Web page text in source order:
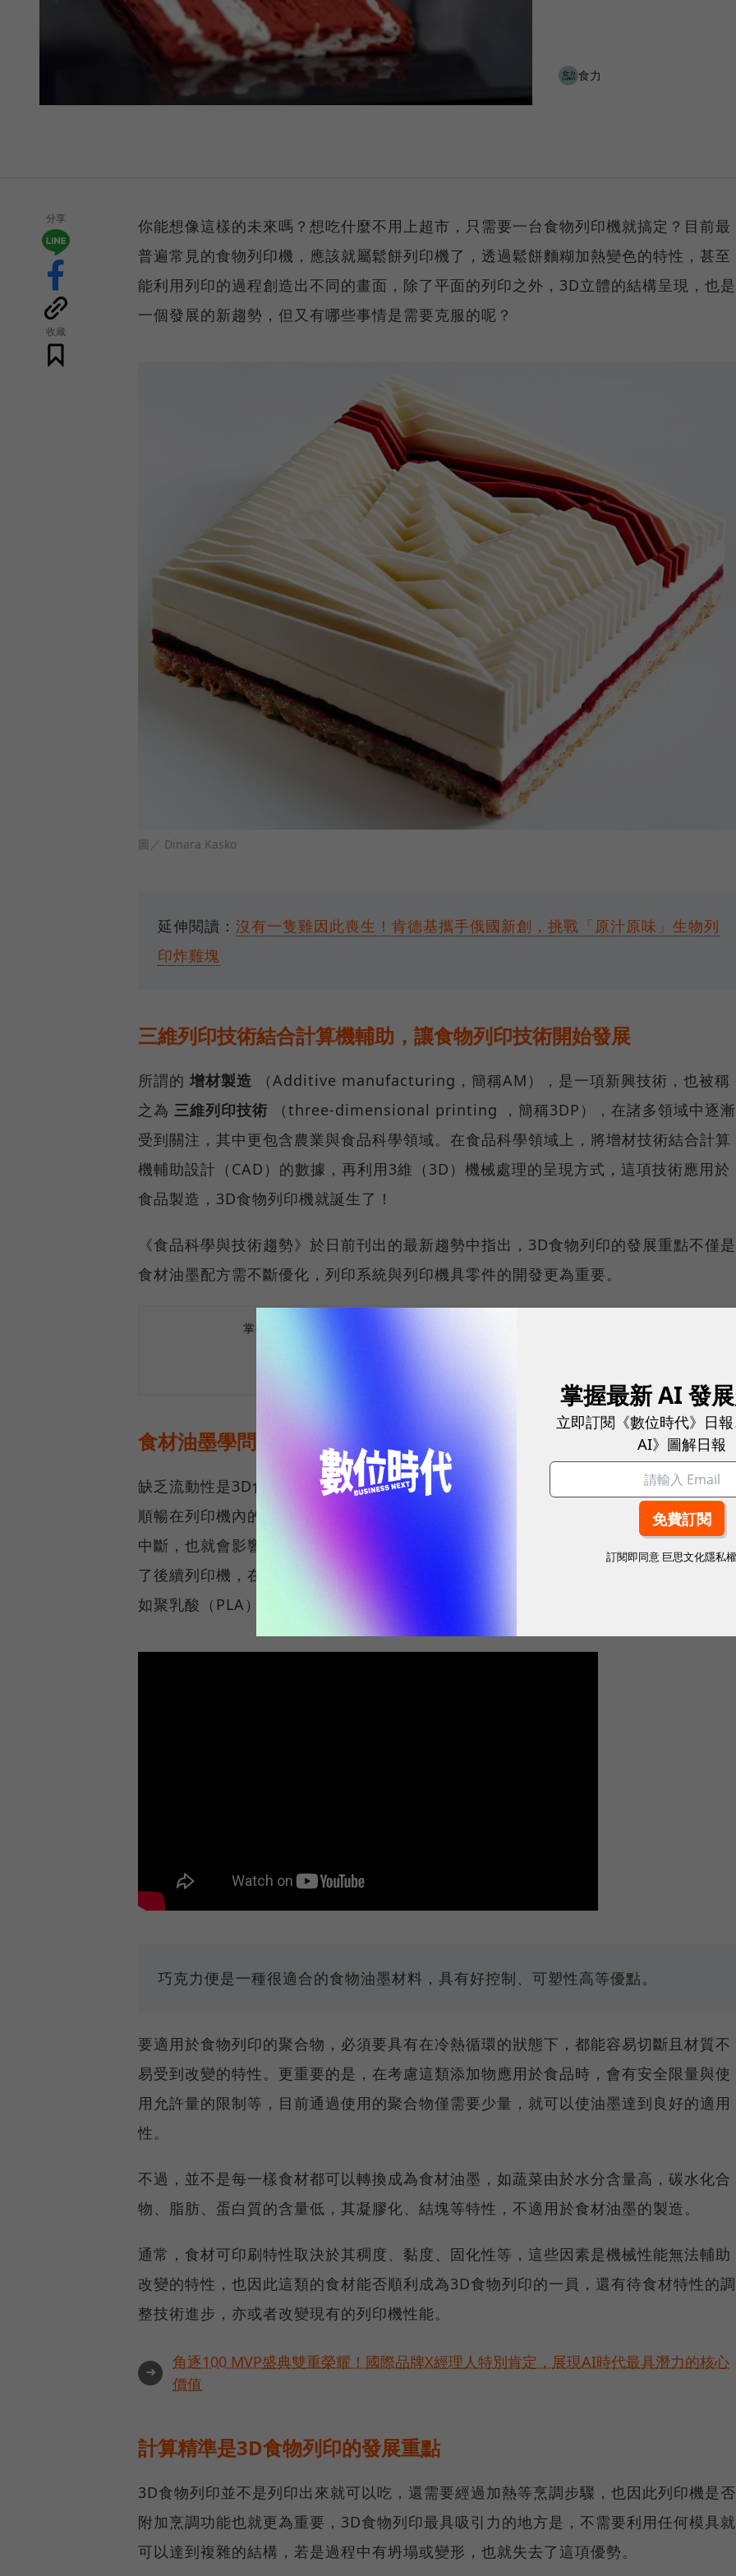
食力
分享
收藏
你能想像這樣的未來嗎？想吃什麼不用上超市，只需要一台食物列印機就搞定？目前最
普遍常見的食物列印機，應該就屬鬆餅列印機了，透過鬆餅麵糊加熱變色的特性，甚至
能利用列印的過程創造出不同的畫面，除了平面的列印之外，3D立體的結構呈現，也是
一個發展的新趨勢，但又有哪些事情是需要克服的呢？
圖／ Dinara Kasko
延伸閱讀： 沒有一隻雞因此喪生！肯德基攜手俄國新創，挑戰「原汁原味」生物列
印炸雞塊
三維列印技術結合計算機輔助，讓食物列印技術開始發展
所謂的 增材製造 （Additive manufacturing，簡稱AM），是一項新興技術，也被稱
之為 三維列印技術 （three-dimensional printing ，簡稱3DP），在諸多領域中逐漸
受到關注，其中更包含農業與食品科學領域。在食品科學領域上，將增材技術結合計算
機輔助設計（CAD）的數據，再利用3維（3D）機械處理的呈現方式，這項技術應用於
食品製造，3D食物列印機就誕生了！
《食品科學與技術趨勢》於日前刊出的最新趨勢中指出，3D食物列印的發展重點不僅是
食材油墨配方需不斷優化，列印系統與列印機具零件的開發更為重要。
掌握最新AI、半導體、數位趨勢！訂閱《數位時代》日報及社群活動訊息
食材油墨學問大，太稠太稀都不可行
缺乏流動性是3D食物列印在食材油墨製備上，面臨最大的開發困難，若是食物油墨不能
順暢在列印機內的管線輸出，就可能會有機器零件卡住的問題，亦或者會造成列印途中
中斷，也就會影響到列印結構，導致不成形等狀況發生。食材油墨的型態與適用性決定
了後續列印機，在操作上的成功與否，這類油墨的穩定性取決於聚合性材料的適用性，
如聚乳酸（PLA）等。
巧克力便是一種很適合的食物油墨材料，具有好控制、可塑性高等優點。
要適用於食物列印的聚合物，必須要具有在冷熱循環的狀態下，都能容易切斷且材質不
易受到改變的特性。更重要的是，在考慮這類添加物應用於食品時，會有安全限量與使
用允許量的限制等，目前通過使用的聚合物僅需要少量，就可以使油墨達到良好的適用
性。
不過，並不是每一樣食材都可以轉換成為食材油墨，如蔬菜由於水分含量高，碳水化合
物、脂肪、蛋白質的含量低，其凝膠化、結塊等特性，不適用於食材油墨的製造。
通常，食材可印刷特性取決於其稠度、黏度、固化性等，這些因素是機械性能無法輔助
改變的特性，也因此這類的食材能否順利成為3D食物列印的一員，還有待食材特性的調
整技術進步，亦或者改變現有的列印機性能。
➜
角逐100 MVP盛典雙重榮耀！國際品牌X經理人特別肯定，展現AI時代最具潛力的核心
價值
計算精準是3D食物列印的發展重點
3D食物列印並不是列印出來就可以吃，還需要經過加熱等烹調步驟，也因此列印機是否
附加烹調功能也就更為重要，3D食物列印最具吸引力的地方是，不需要利用任何模具就
可以達到複雜的結構，若是過程中有坍塌或變形，也就失去了這項優勢。
掌握最新 AI 發
立即訂閱《數位時代》日
AI》圖解日報
訂閱即同意 巨思文化隱私